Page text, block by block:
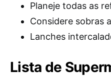
Planeje todas as
Considere sobras
Lanches
Lista de